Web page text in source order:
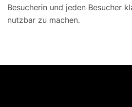
Besucherin und jeden Besucher
nutzbar zu machen.